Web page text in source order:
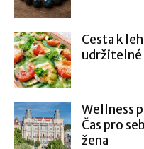
Cesta k
Wellness
Čas pro
žena